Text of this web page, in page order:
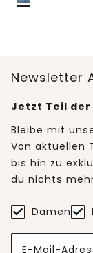
Newsletter
Jetzt Teil
Bleibe mit
Von aktuellen
bis hin zu
du nichts
Damen
E-Mail-